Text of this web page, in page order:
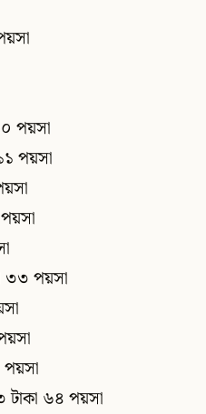
পয়সা
পয়সা
৩৩ পয়সা
৬৪ পয়সা